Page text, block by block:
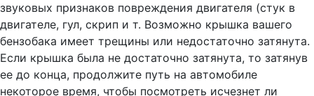
звуковых признаков повреждения двигателя (стук в
двигателе, гул, скрип и т. Возможно крышка вашего
бензобака имеет трещины или недостаточно затянута.
Если крышка была не достаточно затянута, то затянув
ее до конца, продолжите путь на автомобиле
некоторое время, чтобы посмотреть исчезнет ли